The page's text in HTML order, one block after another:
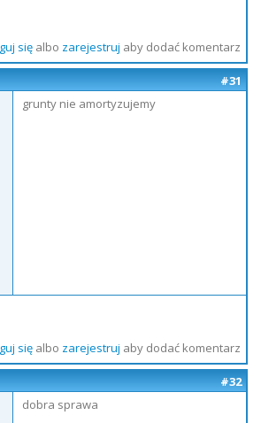
sięalbo zarejestruj aby dodać komentarz
#31
grunty nie amortyzujemy
sięalbo zarejestruj aby dodać komentarz
#32
dobra sprawa